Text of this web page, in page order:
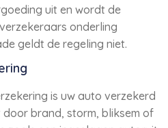
uit en wordt de
onderling
geldt de regeling niet.
is uw auto verzekerd
brand, storm, bliksem of